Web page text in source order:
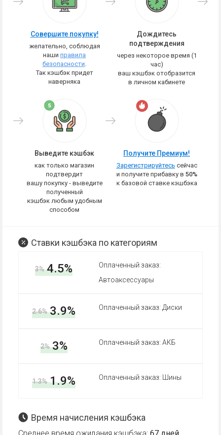
Совершите покупку!
желательно, соблюдая
наши правила
безопасности.
Так кэшбэк придет
наверняка
Дождитесь
подтверждения
через некоторое время (1
час)
ваш кэшбэк отобразится
в личном кабинете
Выведите кэшбэк
как только магазин
подтвердит
вашу покупку - выведите
полученный
кэшбэк любым удобным
способом
Получите Премиум!
Зарегистрируйтесь сейчас
и получите прибавку в 50%
к базовой ставке кэшбэка
Ставки кэшбэка по категориям
3% 4.5%
Оплаченный заказ:
Автоаксессуары
2.6% 3.9% Оплаченный заказ: Диски
2% 3% Оплаченный заказ: АКБ
1.3% 1.9% Оплаченный заказ: Шины
Время начисления кэшбэка